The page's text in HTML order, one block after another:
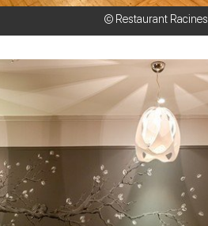
© Restaurant Racines